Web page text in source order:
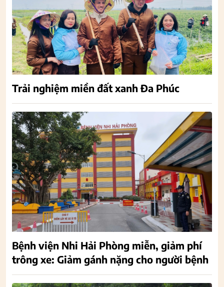
Trải nghiệm miền đất xanh Đa Phúc
Bệnh viện Nhi Hải Phòng miễn, giảm phí
trông xe: Giảm gánh nặng cho người bệnh